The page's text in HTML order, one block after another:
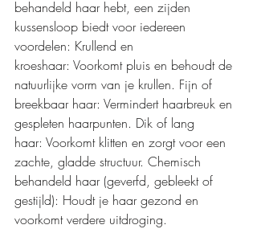
behandeld haar hebt, een zijden
kussensloop biedt voor iedereen
voordelen: Krullend en
kroeshaar: Voorkomt pluis en behoudt de
natuurlijke vorm van je krullen. Fijn of
breekbaar haar: Vermindert haarbreuk en
gespleten haarpunten. Dik of lang
haar: Voorkomt klitten en zorgt voor een
zachte, gladde structuur. Chemisch
behandeld haar (geverfd, gebleekt of
gestijld): Houdt je haar gezond en
voorkomt verdere uitdroging.